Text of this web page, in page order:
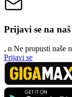
Prijavi se na
, n Ne propusti naše
Prijavi se